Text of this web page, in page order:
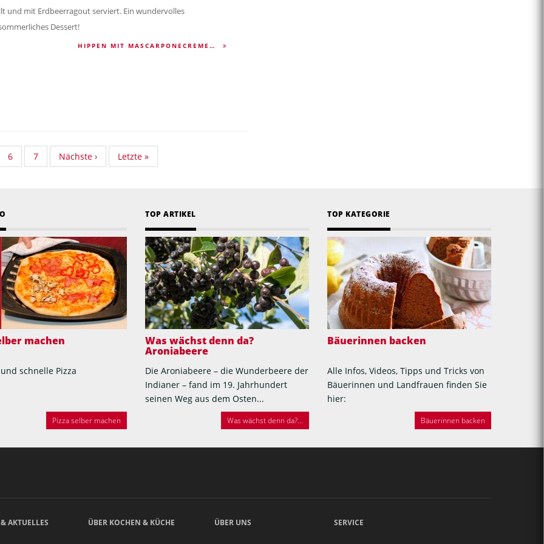
und mit Erdbeerragout serviert. Ein wundervolles
Dessert!
HIPPEN MIT MASCARPONECREME…
Standard
Taxonomy
6
Standard
Taxonomy
7
Nächste
Seite
Nächste ›
Last
page
Letzte »
machen
schnelle Pizza
Pizza selber machen
TOP ARTIKEL
Was wächst denn da?
Aroniabeere
Die Aroniabeere – die Wunderbeere der
Indianer – fand im 19. Jahrhundert
seinen Weg aus dem Osten...
Was wächst denn da?...
TOP KATEGORIE
Bäuerinnen backen
Alle Infos, Videos, Tipps und Tricks von
Bäuerinnen und Landfrauen finden Sie
hier:
Bäuerinnen backen
AKTUELLES ÜBER KOCHEN & KÜCHE ÜBER UNS SERVICE